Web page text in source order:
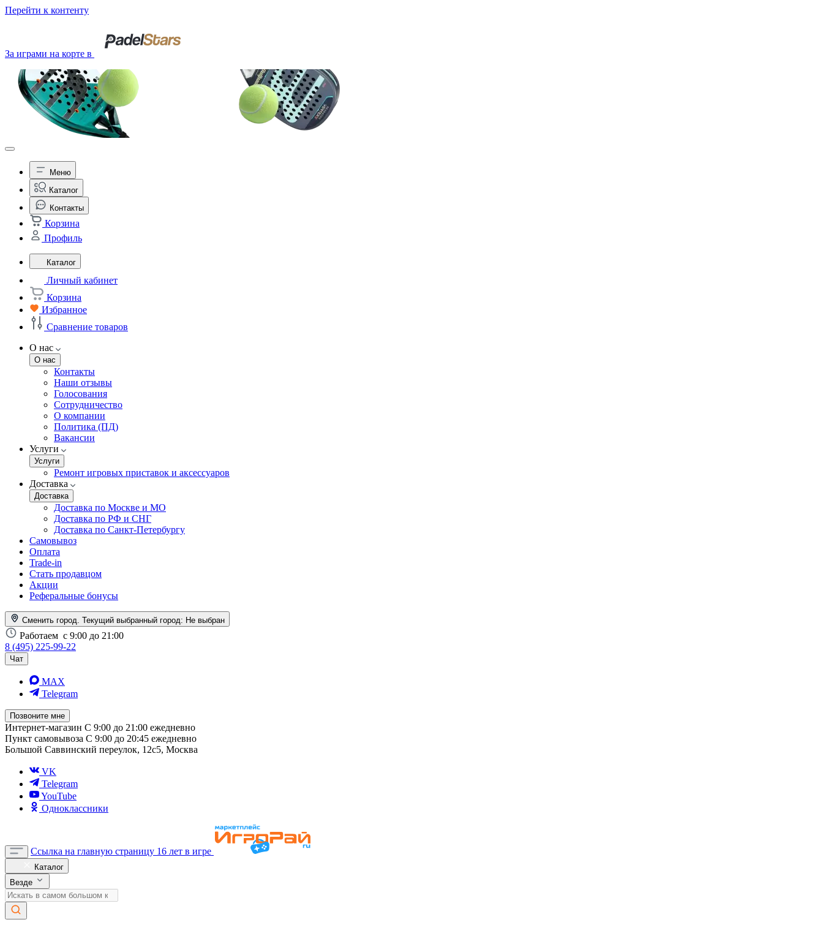
Перейти к контенту
За играми на корте в
Меню
Каталог
Контакты
Корзина
Профиль
Каталог
Личный кабинет
Корзина
Избранное
Сравнение товаров
О нас
О нас
Контакты
Наши отзывы
Голосования
Сотрудничество
О компании
Политика (ПД)
Вакансии
Услуги
Услуги
Ремонт игровых приставок и аксессуаров
Доставка
Доставка
Доставка по Москве и МО
Доставка по РФ и СНГ
Доставка по Санкт-Петербургу
Самовывоз
Оплата
Trade-in
Стать продавцом
Акции
Реферальные бонусы
Сменить город. Текущий выбранный город: Не выбран
Работаем с 9:00 до 21:00
8 (495) 225-99-22
Чат
MAX
Telegram
Позвоните мне
Интернет-магазин С 9:00 до 21:00 ежедневно
Пункт самовывоза С 9:00 до 20:45 ежедневно
Большой Саввинский переулок, 12с5, Москва
VK
Telegram
YouTube
Одноклассники
Ссылка на главную страницу 16 лет в игре
Каталог
Везде